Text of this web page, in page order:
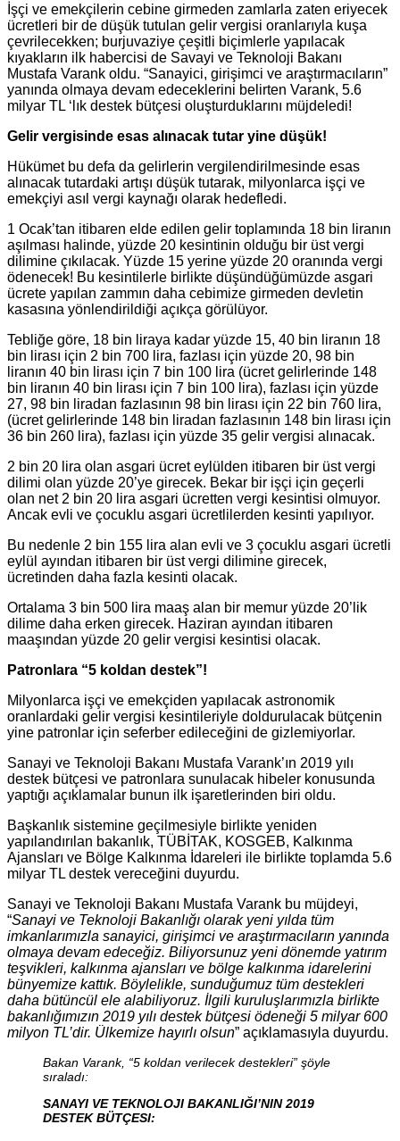
İşçi ve emekçilerin cebine girmeden zamlarla zaten eriyecek
ücretleri bir de düşük tutulan gelir vergisi oranlarıyla kuşa
çevrilecekken; burjuvaziye çeşitli biçimlerle yapılacak
kıyakların ilk habercisi de Savayi ve Teknoloji Bakanı
Mustafa Varank oldu. “Sanayici, girişimci ve araştırmacıların”
yanında olmaya devam edeceklerini belirten Varank, 5.6
milyar TL ‘lık destek bütçesi oluşturduklarını müjdeledi!
Gelir vergisinde esas alınacak tutar yine düşük!
Hükümet bu defa da gelirlerin vergilendirilmesinde esas
alınacak tutardaki artışı düşük tutarak, milyonlarca işçi ve
emekçiyi asıl vergi kaynağı olarak hedefledi.
1 Ocak’tan itibaren elde edilen gelir toplamında 18 bin liranın
aşılması halinde, yüzde 20 kesintinin olduğu bir üst vergi
dilimine çıkılacak. Yüzde 15 yerine yüzde 20 oranında vergi
ödenecek! Bu kesintilerle birlikte düşündüğümüzde asgari
ücrete yapılan zammın daha cebimize girmeden devletin
kasasına yönlendirildiği açıkça görülüyor.
Tebliğe göre, 18 bin liraya kadar yüzde 15, 40 bin liranın 18
bin lirası için 2 bin 700 lira, fazlası için yüzde 20, 98 bin
liranın 40 bin lirası için 7 bin 100 lira (ücret gelirlerinde 148
bin liranın 40 bin lirası için 7 bin 100 lira), fazlası için yüzde
27, 98 bin liradan fazlasının 98 bin lirası için 22 bin 760 lira,
(ücret gelirlerinde 148 bin liradan fazlasının 148 bin lirası için
36 bin 260 lira), fazlası için yüzde 35 gelir vergisi alınacak.
2 bin 20 lira olan asgari ücret eylülden itibaren bir üst vergi
dilimi olan yüzde 20’ye girecek. Bekar bir işçi için geçerli
olan net 2 bin 20 lira asgari ücretten vergi kesintisi olmuyor.
Ancak evli ve çocuklu asgari ücretlilerden kesinti yapılıyor.
Bu nedenle 2 bin 155 lira alan evli ve 3 çocuklu asgari ücretli
eylül ayından itibaren bir üst vergi dilimine girecek,
ücretinden daha fazla kesinti olacak.
Ortalama 3 bin 500 lira maaş alan bir memur yüzde 20’lik
dilime daha erken girecek. Haziran ayından itibaren
maaşından yüzde 20 gelir vergisi kesintisi olacak.
Patronlara “5 koldan destek”!
Milyonlarca işçi ve emekçiden yapılacak astronomik
oranlardaki gelir vergisi kesintileriyle doldurulacak bütçenin
yine patronlar için seferber edileceğini de gizlemiyorlar.
Sanayi ve Teknoloji Bakanı Mustafa Varank’ın 2019 yılı
destek bütçesi ve patronlara sunulacak hibeler konusunda
yaptığı açıklamalar bunun ilk işaretlerinden biri oldu.
Başkanlık sistemine geçilmesiyle birlikte yeniden
yapılandırılan bakanlık, TÜBİTAK, KOSGEB, Kalkınma
Ajansları ve Bölge Kalkınma İdareleri ile birlikte toplamda 5.6
milyar TL destek vereceğini duyurdu.
Sanayi ve Teknoloji Bakanı Mustafa Varank bu müjdeyi,
“Sanayi ve Teknoloji Bakanlığı olarak yeni yılda tüm
imkanlarımızla sanayici, girişimci ve araştırmacıların yanında
olmaya devam edeceğiz. Biliyorsunuz yeni dönemde yatırım
teşvikleri, kalkınma ajansları ve bölge kalkınma idarelerini
bünyemize kattık. Böylelikle, sunduğumuz tüm destekleri
daha bütüncül ele alabiliyoruz. İlgili kuruluşlarımızla birlikte
bakanlığımızın 2019 yılı destek bütçesi ödeneği 5 milyar 600
milyon TL’dir. Ülkemize hayırlı olsun” açıklamasıyla duyurdu.
Bakan Varank, “5 koldan verilecek destekleri” şöyle
sıraladı:
SANAYI VE TEKNOLOJI BAKANLIĞI’NIN 2019
DESTEK BÜTÇESI: